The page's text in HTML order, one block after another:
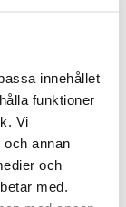
innehållet
funktioner
Vi
annan
och
med.